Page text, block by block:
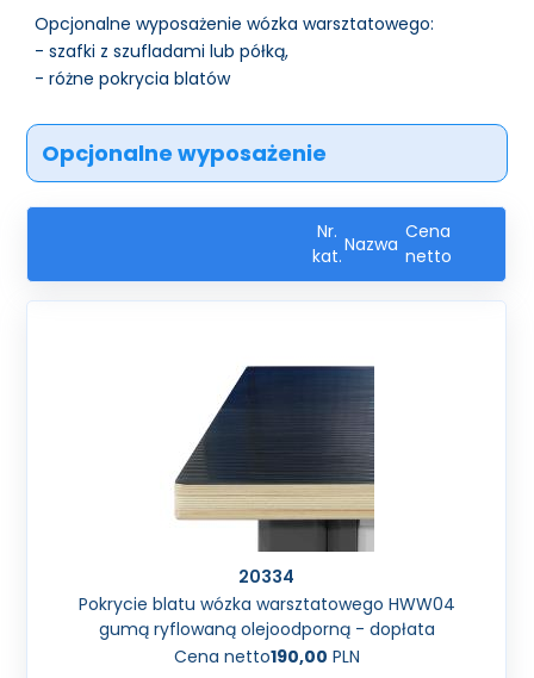
Opcjonalne wyposażenie wózka warsztatowego:
- szafki z szufladami lub półką,
- różne pokrycia blatów
Opcjonalne wyposażenie
Nr.
kat.
Nazwa
Cena
netto
20334
Pokrycie blatu wózka warsztatowego HWW04
gumą ryflowaną olejoodporną - dopłata
Cena netto190,00 PLN